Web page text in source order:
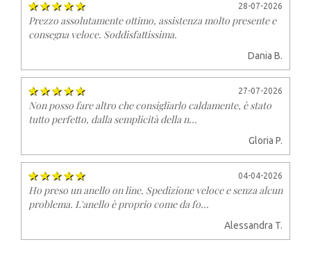
28-07-2026
Prezzo assolutamente ottimo, assistenza molto presente e
consegna veloce. Soddisfattissima.
Dania B.
27-07-2026
Non posso fare altro che consigliarlo caldamente, è stato
tutto perfetto, dalla semplicità della n...
Gloria P.
04-04-2026
Ho preso un anello on line. Spedizione veloce e senza alcun
problema. L'anello è proprio come da fo...
Alessandra T.